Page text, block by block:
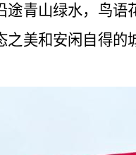
青山绿水，鸟语
之美和安闲自得的